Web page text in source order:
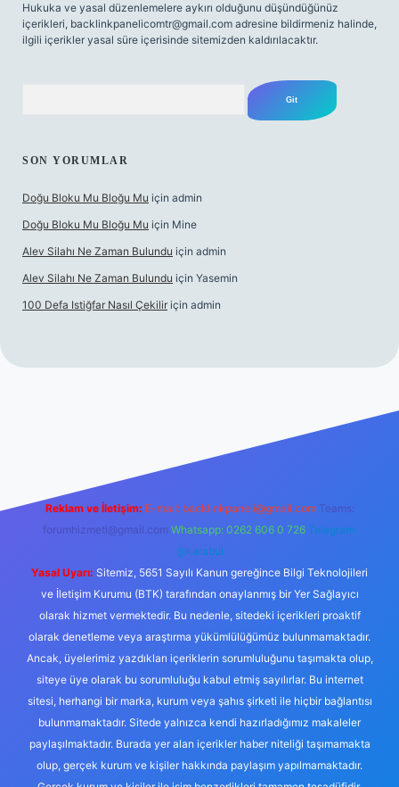
Hukuka ve yasal düzenlemelere aykırı olduğunu düşündüğünüz
içerikleri, backlinkpanelicomtr@gmail.com adresine bildirmeniz halinde,
ilgili içerikler yasal süre içerisinde sitemizden kaldırılacaktır.
SON YORUMLAR
Doğu Bloku Mu Bloğu Mu için admin
Doğu Bloku Mu Bloğu Mu için Mine
Alev Silahı Ne Zaman Bulundu için admin
Alev Silahı Ne Zaman Bulundu için Yasemin
100 Defa Istiğfar Nasıl Çekilir için admin
Reklam ve İletişim: E-mail: backlinkpaneli@gmail.com Teams:
forumhizmeti@gmail.com Whatsapp: 0262 606 0 726 Telegram:
@karabul
Yasal Uyarı: Sitemiz, 5651 Sayılı Kanun gereğince Bilgi Teknolojileri
ve İletişim Kurumu (BTK) tarafından onaylanmış bir Yer Sağlayıcı
olarak hizmet vermektedir. Bu nedenle, sitedeki içerikleri proaktif
olarak denetleme veya araştırma yükümlülüğümüz bulunmamaktadır.
Ancak, üyelerimiz yazdıkları içeriklerin sorumluluğunu taşımakta olup,
siteye üye olarak bu sorumluluğu kabul etmiş sayılırlar. Bu internet
sitesi, herhangi bir marka, kurum veya şahıs şirketi ile hiçbir bağlantısı
bulunmamaktadır. Sitede yalnızca kendi hazırladığımız makaleler
paylaşılmaktadır. Burada yer alan içerikler haber niteliği taşımamakta
olup, gerçek kurum ve kişiler hakkında paylaşım yapılmamaktadır.